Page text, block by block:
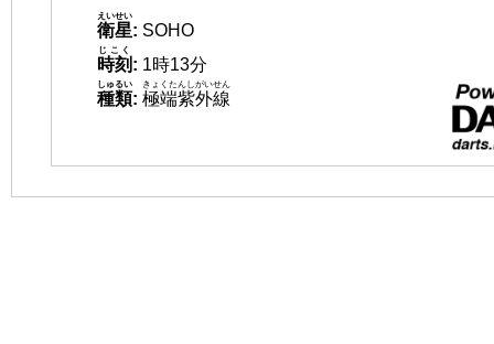
衛星
えいせい
: SOHO
時刻
じこく
: 1時13分
種類
しゅるい
: 極端紫外線
きょくたんしがいせん